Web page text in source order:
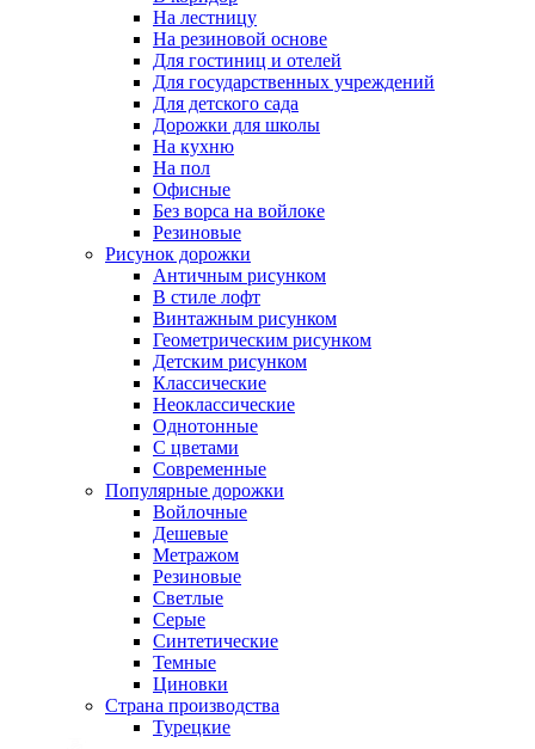
На лестницу
На резиновой основе
Для гостиниц и отелей
Для государственных учреждений
Для детского сада
Дорожки для школы
На кухню
На пол
Офисные
Без ворса на войлоке
Резиновые
Рисунок дорожки
Античным рисунком
В стиле лофт
Винтажным рисунком
Геометрическим рисунком
Детским рисунком
Классические
Неоклассические
Однотонные
С цветами
Современные
Популярные дорожки
Войлочные
Дешевые
Метражом
Резиновые
Светлые
Серые
Синтетические
Темные
Циновки
Страна производства
Турецкие